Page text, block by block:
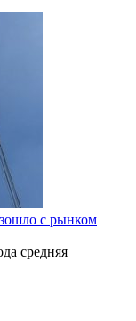
с рынком
средняя